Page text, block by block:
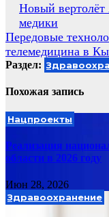
Навигация
по
записям
Новый
медики
Передовые
телемедицина в
Раздел:
Похожая запись
Нацпроекты
Реализация
области в 2026 году
Июн 28, 2026
Здравоохранение